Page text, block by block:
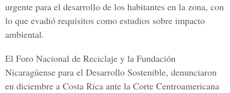
urgente para el desarrollo de los habitantes en la zona, con
lo que evadió requisitos como estudios sobre impacto
ambiental.
El Foro Nacional de Reciclaje y la Fundación
Nicaragüense para el Desarrollo Sostenible, denunciaron
en diciembre a Costa Rica ante la Corte Centroamericana